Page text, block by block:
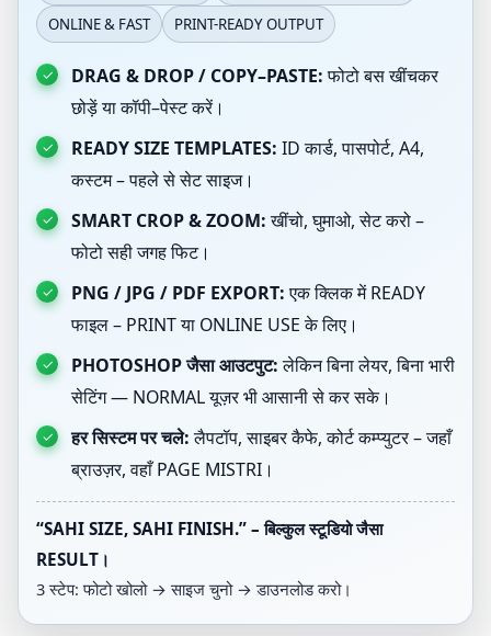
ONLINE & FAST
PRINT-READY OUTPUT
DRAG & DROP / COPY–PASTE:फोटो बस खींचकर
छोड़ें या कॉपी–पेस्ट करें।
READY SIZE TEMPLATES: ID कार्ड, पासपोर्ट, A4,
कस्टम – पहले से सेट साइज।
SMART CROP & ZOOM:खींचो, घुमाओ, सेट करो –
फोटो सही जगह फिट।
PNG / JPG / PDF EXPORT:एक क्लिक में READY
फाइल – PRINT या ONLINE USE के लिए।
PHOTOSHOP जैसा आउटपुट:लेकिन बिना लेयर, बिना भारी
सेटिंग — NORMAL यूज़र भी आसानी से कर सके।
हर सिस्टम पर चले:लैपटॉप, साइबर कैफे, कोर्ट कम्प्युटर – जहाँ
ब्राउज़र, वहाँ PAGE MISTRI।
“SAHI SIZE, SAHI FINISH.” – बिल्कुल स्टूडियो जैसा
RESULT।
3 स्टेप: फोटो खोलो → साइज चुनो → डाउनलोड करो।